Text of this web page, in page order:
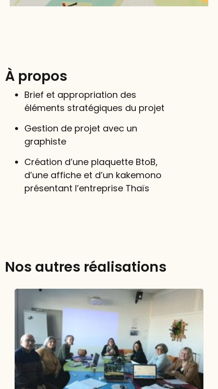
À propos
Brief et appropriation des
éléments stratégiques du projet
Gestion de projet avec un
graphiste
Création d’une plaquette BtoB,
d’une affiche et d’un kakemono
présentant l’entreprise Thaïs
Nos autres réalisations